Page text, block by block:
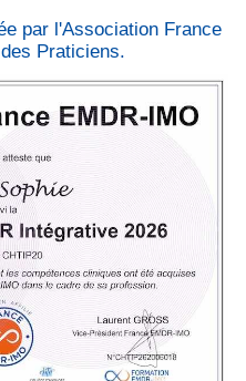
par l'Association France
Praticiens.